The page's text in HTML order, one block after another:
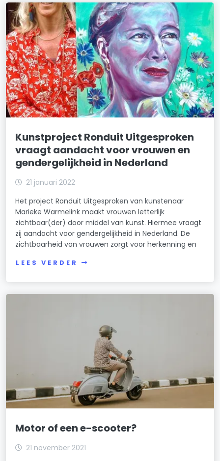
Kunstproject Ronduit Uitgesproken
vraagt aandacht voor vrouwen en
gendergelijkheid in Nederland
21 januari 2022
Het project Ronduit Uitgesproken van kunstenaar
Marieke Warmelink maakt vrouwen letterlijk
zichtbaar(der) door middel van kunst. Hiermee vraagt
zij aandacht voor gendergelijkheid in Nederland. De
zichtbaarheid van vrouwen zorgt voor herkenning en
LEES VERDER
Motor of een e-scooter?
21 november 2021